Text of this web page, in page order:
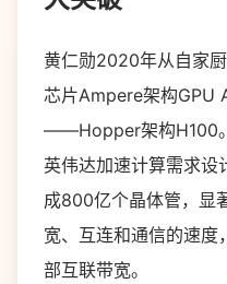
黄仁勋2020年从自家
芯片Ampere架构GPU
——Hopper架构H100
英伟达加速计算需求
成800亿个晶体管，显
宽、互连和通信的速
部互联带宽。